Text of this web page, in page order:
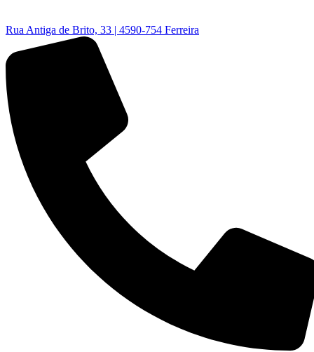
Rua Antiga de Brito, 33 | 4590-754 Ferreira